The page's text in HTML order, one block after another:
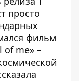
просто
фильм
of me» –